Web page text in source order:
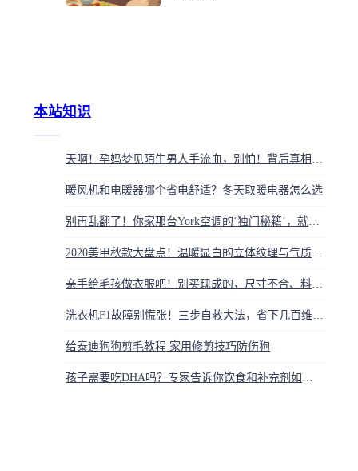
本站知识
天啊！孕妈梦见陌生男人手流血，别怕！背后真相扎心了
暖风机和电暖器哪个省电舒适？冬天取暖电器怎么选
别再乱翻了！你家那台York空调的‘独门秘籍’，就藏在这张小小的铭牌上
2020美甲秋款大盘点！温暖显白的立体纹理与气质配色灵感
亲手给毛孩做衣服吧！别买现成的，尺寸不合、料子差，伤它身体又伤你心
洗衣机F1故障别慌张！三步自救大法，省下几百维修费
给泰迪狗狗剪毛教程 家用修剪技巧防伤狗
孩子需要吃DHA吗？专家告诉你饮食和补充剂如何选